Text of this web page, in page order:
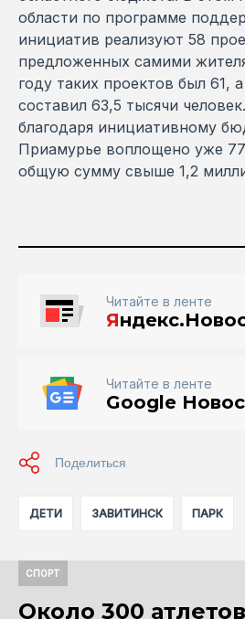
области по программе
инициатив реализуют 58
предложенных самими
году таких проектов был 61,
составил 63,5 тысячи
благодаря инициативному
Приамурье воплощено уже
общую сумму свыше 1,2
Читайте в ленте
Я
Читайте в ленте
Google
ДЕТИ ЗАВИТИНСК ПАРК
СПОРТ
Около 300